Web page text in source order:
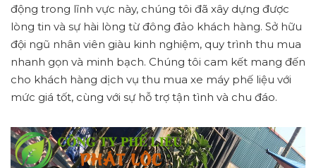
động trong lĩnh vực này, chúng tôi đã xây dựng được
lòng tin và sự hài lòng từ đông đảo khách hàng. Sở hữu
đội ngũ nhân viên giàu kinh nghiệm, quy trình thu mua
nhanh gọn và minh bạch. Chúng tôi cam kết mang đến
cho khách hàng dịch vụ thu mua xe máy phế liệu với
mức giá tốt, cùng với sự hỗ trợ tận tình và chu đáo.